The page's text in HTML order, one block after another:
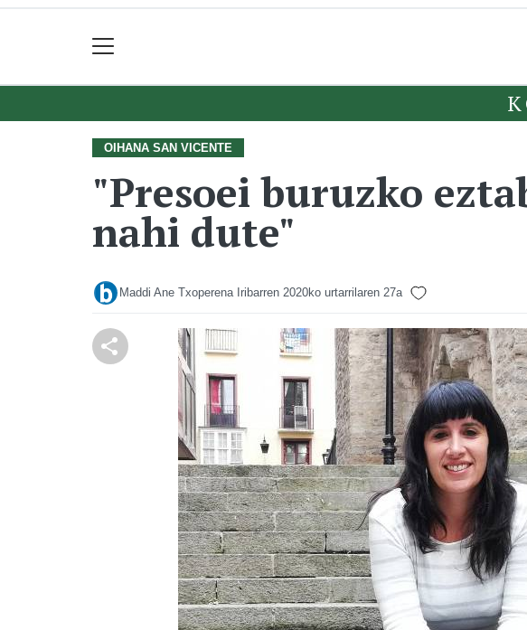
OIHANA SAN VICENTE
"Presoei buruzko
nahi dute"
Maddi Ane Txoperena Iribarren 2020ko urtarrilaren 27a